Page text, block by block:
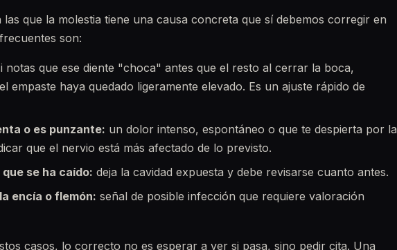
las que la molestia tiene una causa concreta que sí debemos corregir en
son:
notas que ese diente "choca" antes que el resto al cerrar la boca,
empaste haya quedado ligeramente elevado. Es un ajuste rápido de
o es punzante: un dolor intenso, espontáneo o que te despierta por la
que el nervio está más afectado de lo previsto.
se ha caído: deja la cavidad expuesta y debe revisarse cuanto antes.
encía o flemón: señal de posible infección que requiere valoración
casos, lo correcto no es esperar a ver si pasa, sino pedir cita. Una